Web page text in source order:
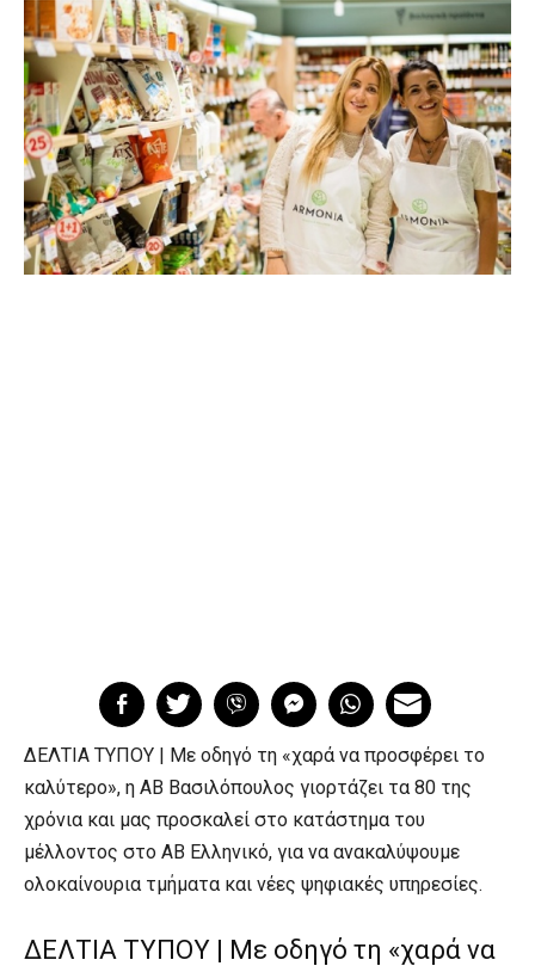
ΔΕΛΤΙΑ ΤΥΠΟΥ | Με οδηγό τη «χαρά να προσφέρει το
καλύτερο», η ΑΒ Βασιλόπουλος γιορτάζει τα 80 της
χρόνια και μας προσκαλεί στο κατάστημα του
μέλλοντος στο ΑΒ Ελληνικό, για να ανακαλύψουμε
ολοκαίνουρια τμήματα και νέες ψηφιακές υπηρεσίες.
ΔΕΛΤΙΑ ΤΥΠΟΥ | Με οδηγό τη «χαρά να